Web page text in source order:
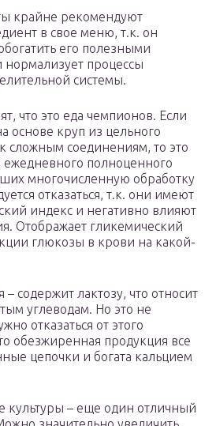
крайне рекомендуют
в свое меню, т.к. он
его полезными
процессы
системы.
что это еда чемпионов. Если
основе круп из цельного
сложным соединениям, то это
полноценного
многочисленную обработку
отказаться, т.к. они имеют
индекс и негативно влияют
Отображает гликемический
глюкозы в крови на какой-
содержит лактозу, что относит
углеводам. Но это не
отказаться от этого
обезжиренная продукция все
цепочки и богата кальцием
культуры – еще один отличный